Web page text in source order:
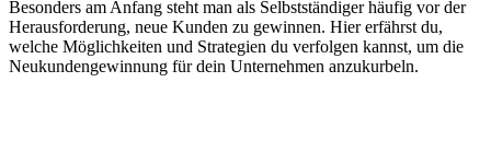
Besonders am Anfang steht man als Selbstständiger häufig vor der
Herausforderung, neue Kunden zu gewinnen. Hier erfährst du,
welche Möglichkeiten und Strategien du verfolgen kannst, um die
Neukundengewinnung für dein Unternehmen anzukurbeln.